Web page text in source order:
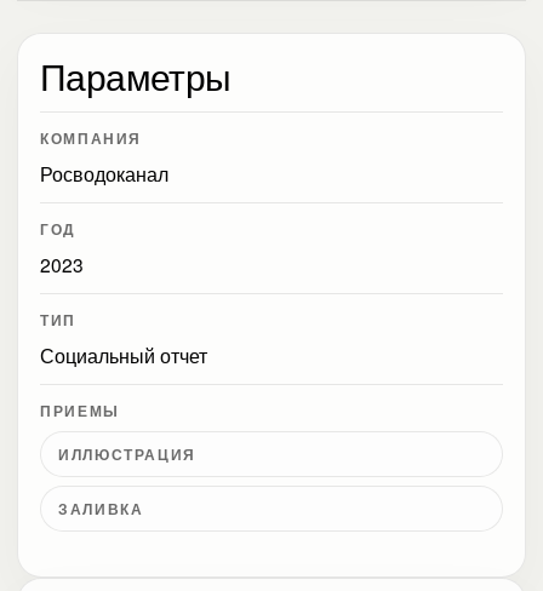
Параметры
КОМПАНИЯ
Росводоканал
ГОД
2023
ТИП
Социальный отчет
ПРИЕМЫ
ИЛЛЮСТРАЦИЯ
ЗАЛИВКА